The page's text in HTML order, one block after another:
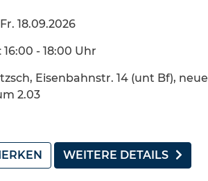
Fr. 18.09.2026
16:00 - 18:00 Uhr
Eisenbahnstr. 14 (unt Bf), neue
2.03
WEITERE DETAILS